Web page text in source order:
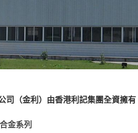
（金利）由香港利記集團全資擁
合金系列